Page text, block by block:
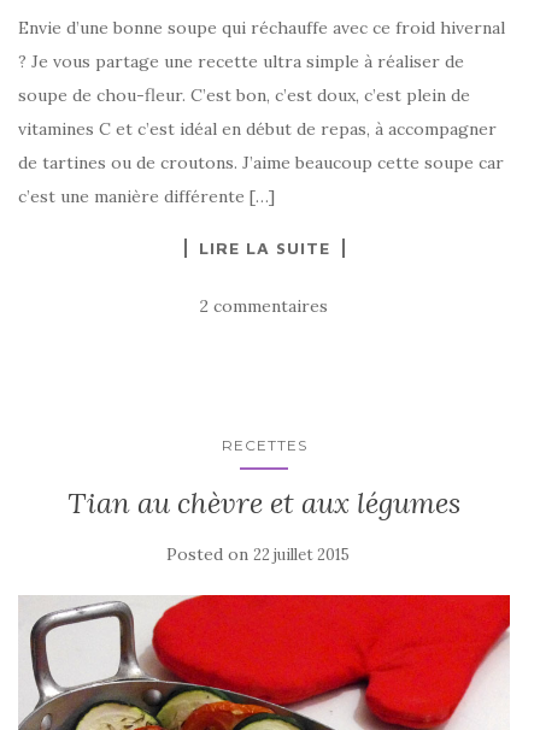
Envie d’une bonne soupe qui réchauffe avec ce froid hivernal
? Je vous partage une recette ultra simple à réaliser de
soupe de chou-fleur. C’est bon, c’est doux, c’est plein de
vitamines C et c’est idéal en début de repas, à accompagner
de tartines ou de croutons. J’aime beaucoup cette soupe car
c’est une manière différente […]
LIRE LA SUITE
2 commentaires
RECETTES
Tian au chèvre et aux légumes
Posted on 22 juillet 2015